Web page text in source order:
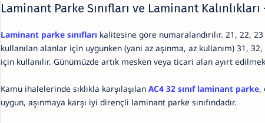
Laminant Parke Sınıfları ve Laminant
Laminant parke sınıfları kalitesine göre numaralandırılır. 21, 22,
kullanılan alanlar için uygunken (yani az aşınma, az kullanım) 31,
için kullanılır. Günümüzde artık mesken veya ticari alan ayırt
Kamu ihalelerinde sıklıkla karşılaşılan AC4 32 sınıf laminant parke,
uygun, aşınmaya karşı iyi dirençli laminant parke sınıfındadır.